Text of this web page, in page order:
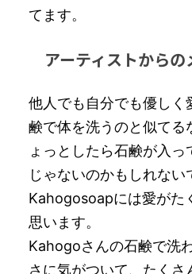
てます。
アーティストから
他人でも自分でも優しく
鹸で体を洗うのと似てる
ょっとしたら石鹸が入
じゃないのかもしれない
Kahogosoapには愛がた
思います。
Kahogoさんの石鹸で洗
さに気がついて、たくさ